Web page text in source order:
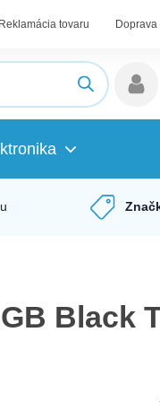
Reklamácia tovaru
Black